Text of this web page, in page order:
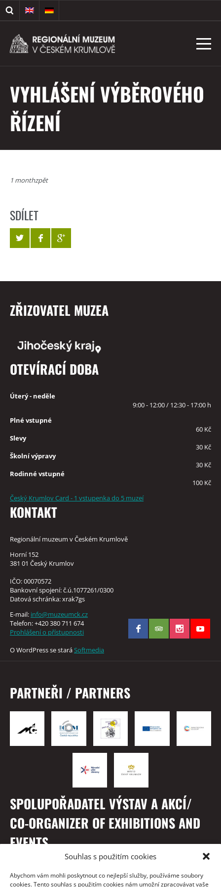
Souhlas s použitím cookies
Abychom vám mohli poskytnout co nejlepší služby, používáme soubory
cookies. Tento souhlas s použitím cookies nám umožní zpracovávat vaše
VYHLÁŠENÍ VÝBĚROVÉHO
ŘÍZENÍ
1 monthzpět
SDÍLET
ZŘIZOVATEL MUZEA
OTEVÍRACÍ DOBA
Úterý - neděle
9:00 - 12:00 / 12:30 - 17:00 h
Plné vstupné
60 Kč
Slevy
30 Kč
Školní výpravy
30 Kč
Rodinné vstupné
100 Kč
Český Krumlov Card - 1 vstupenka do 5 muzeí
KONTAKT
Regionální muzeum v Českém Krumlově
Horní 152
381 01 Český Krumlov
IČO: 00070572
Bankovní spojení: č.ú.1077261/0300
Datová schránka: xrak7gs
E-mail: info@muzeumck.cz
Telefon: +420 380 711 674
Prohlášení o přístupnosti
O WordPress se staráSoftmedia
PARTNEŘI / PARTNERS
SPOLUPOŘADATEL VÝSTAV A AKCÍ/
CO-ORGANIZER OF EXHIBITIONS AND
EVENTS